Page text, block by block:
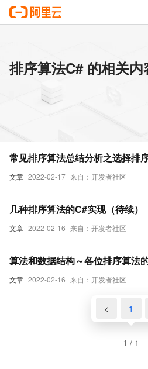
排序算法C# 的相关内
文章 2022-02-17 来自：开发者社区
常见排序算法总结分析之选择排
文章 2022-02-16 来自：开发者社区
几种排序算法的C#实现（待续）
文章 2022-02-16 来自：开发者社区
算法和数据结构～各位排序算法
< 1
1 / 1